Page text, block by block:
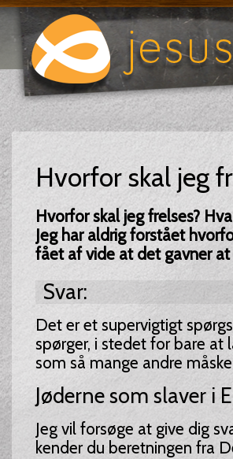
Hvorfor skal jeg
Hvorfor skal jeg frelses?
Jeg har aldrig forstået
fået af vide at det gavner
Svar:
Det er et supervigtigt
spørger, i stedet for bare
som så mange andre måske
Jøderne som slaver i
Jeg vil forsøge at give dig
kender du beretningen fra